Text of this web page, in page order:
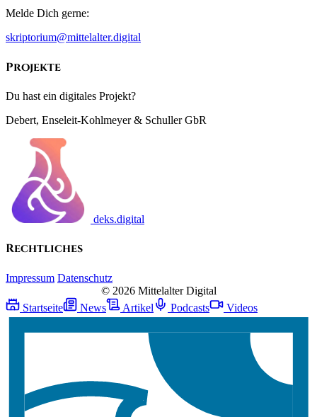
Melde Dich gerne:
skriptorium@mittelalter.digital
Projekte
Du hast ein digitales Projekt?
Debert, Enseleit-Kohlmeyer & Schuller GbR
deks.digital
Rechtliches
Impressum Datenschutz
© 2026 Mittelalter Digital
Startseite
News Artikel Podcasts Videos